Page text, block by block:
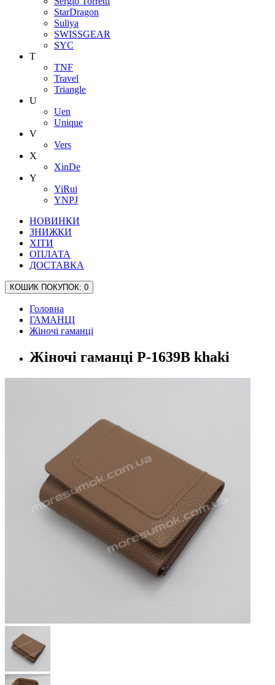
StarDragon
Suliya
SWISSGEAR
SYC
T
TNF
Travel
Triangle
U
Uen
Unique
V
Vers
X
XinDe
Y
YiRui
YNPJ
НОВИНКИ
ЗНИЖКИ
ХІТИ
ОПЛАТА
ДОСТАВКА
КОШИК ПОКУПОК: 0
Головна
ГАМАНЦІ
Жіночі гаманці
Жіночі гаманці P-1639B khaki